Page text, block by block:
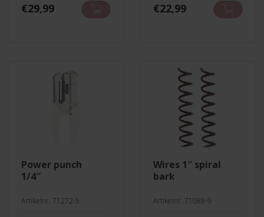
€29,99 €22,99
power punch
1/4″
Artikelnr. 71272-5
wires 1″ spiral
bark
Artikelnr. 71089-9